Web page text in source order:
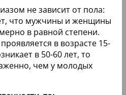
не зависит от пола:
что мужчины и женщины
в равной степени.
в возрасте 15-
в 50-60 лет, то
чем у молодых